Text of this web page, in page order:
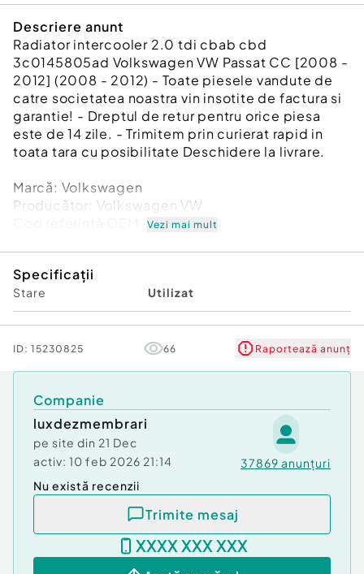
Descriere anunt
Radiator intercooler 2.0 tdi cbab cbd
3c0145805ad Volkswagen VW Passat CC [2008 -
2012] (2008 - 2012) - Toate piesele vandute de
catre societatea noastra vin insotite de factura si
garantie! - Dreptul de retur pentru orice piesa
este de 14 zile. - Trimitem prin curierat rapid in
toata tara cu posibilitate Deschidere la livrare.
Marcă: Volkswagen
Producător: Volkswagen VW
Cod referinţă OEM: 48163482
Garanție
Vezi mai mult
Specificații
Stare Utilizat
ID: 15230825 66 Raportează anunț
Companie
luxdezmembrari
pe site din 21 Dec
activ: 10 feb 2026 21:14 37869 anunțuri
Nu există recenzii
Trimite mesaj
XXXX XXX XXX